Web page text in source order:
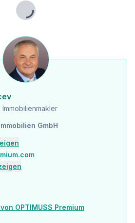
Lade...
GmbH
OPTIMUSS Premium